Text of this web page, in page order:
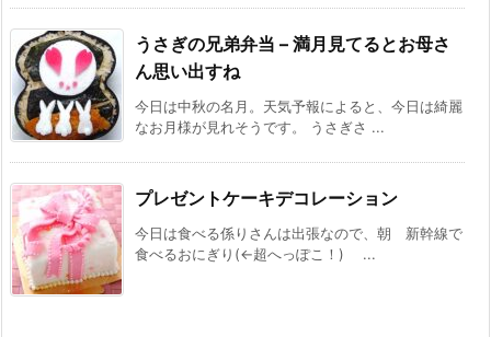
うさぎの兄弟弁当 – 満月見てるとお母さ
ん思い出すね
今日は中秋の名月。天気予報によると、今日は綺麗
なお月様が見れそうです。 うさぎさ ...
プレゼントケーキデコレーション
今日は食べる係りさんは出張なので、朝 新幹線で
食べるおにぎり(←超へっぽこ！) ...